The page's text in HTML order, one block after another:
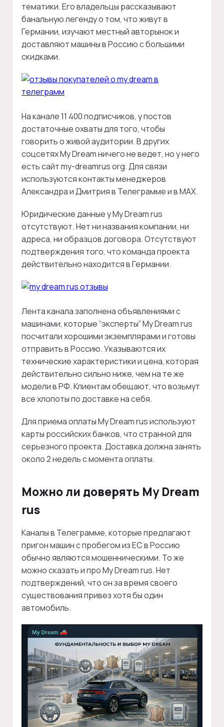
тематики. Его владельцы рассказывают
банальную легенду о том, что живут в
Германии, изучают местный авторынок и
доставляют машины в Россию с большими
скидками.
На канале 11 400 подписчиков, у постов
достаточные охваты для того, чтобы
говорить о живой аудитории. В других
соцсетях My Dream ничего не ведет, но у него
есть сайт my-dreamrus org. Для связи
используются контакты менеджеров
Александра и Дмитрия в Телеграмме и в MAX.
Юридические данные у My Dream rus
отсутствуют. Нет ни названия компании, ни
адреса, ни образцов договора. Отсутствуют
подтверждения того, что команда проекта
действительно находится в Германии.
Лента канала заполнена объявлениями с
машинами, которые “эксперты” My Dream rus
посчитали хорошими экземплярами и готовы
отправить в Россию. Указываются их
технические характеристики и цена, которая
действительно сильно ниже, чем на те же
модели в РФ. Клиентам обещают, что возьмут
все хлопоты по доставке на себя.
Для приема оплаты My Dream rus используют
карты российских банков, что странной для
серьезного проекта. Доставка должна занять
около 2 недель с момента оплаты.
Можно ли доверять My Dream
rus
Каналы в Телеграмме, которые предлагают
пригон машин с пробегом из ЕС в Россию
обычно являются мошенническими. То же
можно сказать и про My Dream rus. Нет
подтверждений, что он за время своего
существования привез хотя бы один
автомобиль.